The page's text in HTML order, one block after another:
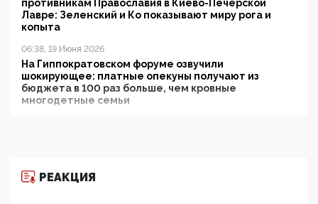
противникам Православия в Киево-Печерской
Лавре: Зеленский и Ко показывают миру рога и
копыта
06:38, 19 Июня 2026
На Гиппократовском форуме озвучили
шокирующее: платные опекуны получают из
бюджета в 100 раз больше, чем кровные
многодетные семьи
11:53, 09 Июня 2026
РЕАКЦИЯ